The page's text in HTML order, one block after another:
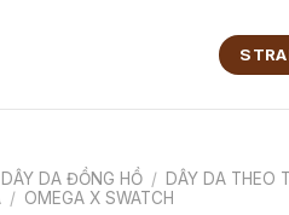
DÂY DA ĐỒNG HỒ / DÂY DA THEO
/ OMEGA X SWATCH